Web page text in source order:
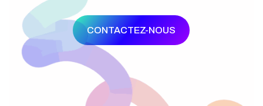
CONTACTEZ-NOUS